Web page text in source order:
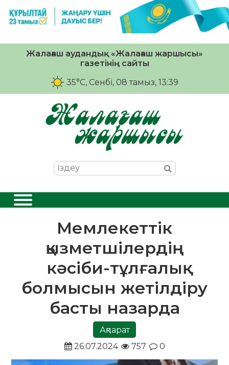
Жалағаш аудандық «Жалағаш жаршысы»
газетінің сайты
35°C, Сенбі, 08 тамыз, 13:39
Мемлекеттік
қызметшілердің
кәсіби-тұлғалық
болмысын жетілдіру
басты назарда
Ақпарат
26.07.2024
757 0